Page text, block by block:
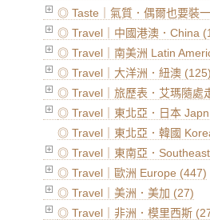
◎ Taste｜氣質．偶爾也要裝
◎ Travel｜中國港澳．China
◎ Travel｜南美洲 Latin
◎ Travel｜大洋洲．紐澳 (125)
◎ Travel｜旅歷表．艾瑪隨處
◎ Travel｜東北亞．日本
◎ Travel｜東北亞．韓國
◎ Travel｜東南亞．
◎ Travel｜歐洲 Europe (447)
◎ Travel｜美洲．美加 (27)
◎ Travel｜非洲．模里西斯